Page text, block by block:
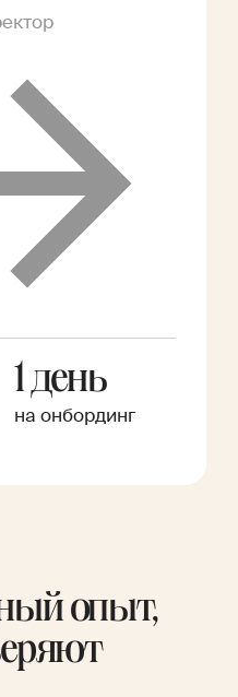
1 день
на онбординг
опыт,